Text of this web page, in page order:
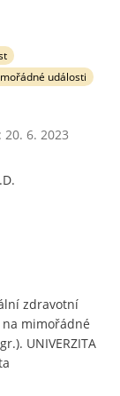
události
6. 2023
zdravotní
na mimořádné
UNIVERZITA